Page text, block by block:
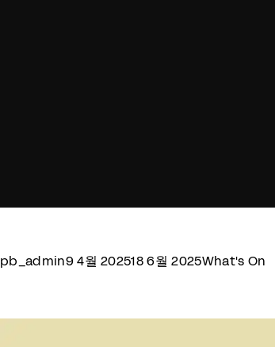
Posted by
pb_admin9 4월 202518 6월 2025Posted in
What's On